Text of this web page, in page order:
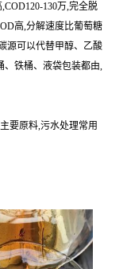
130万,完全脱
高,分解速度比葡萄糖
源可以代替甲醇、乙酸
、铁桶、液袋包装都由,
要原料,污水处理常用